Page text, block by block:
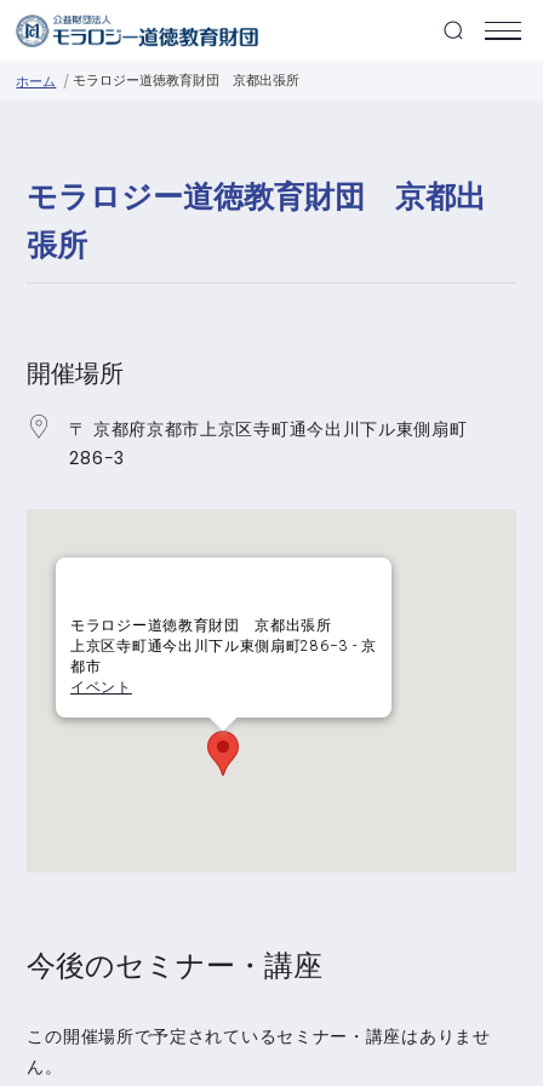
ホーム モラロジー道徳教育財団 京都出張所
モラロジー道徳教育財団 京都出
張所
開催場所
〒 京都府京都市上京区寺町通今出川下ル東側扇町
286−3
モラロジー道徳教育財団 京都出張所
上京区寺町通今出川下ル東側扇町286−3 - 京
都市
イベント
今後のセミナー・講座
この開催場所で予定されているセミナー・講座はありませ
ん。